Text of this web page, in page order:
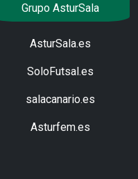
Grupo AsturSala
AsturSala.es
SoloFutsal.es
salacanario.es
Asturfem.es